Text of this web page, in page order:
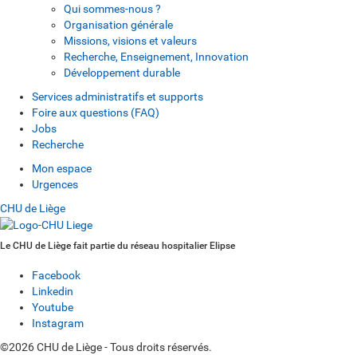
Qui sommes-nous ?
Organisation générale
Missions, visions et valeurs
Recherche, Enseignement, Innovation
Développement durable
Services administratifs et supports
Foire aux questions (FAQ)
Jobs
Recherche
Mon espace
Urgences
CHU de Liège
Le CHU de Liège fait partie du réseau hospitalier Elipse
Facebook
Linkedin
Youtube
Instagram
©2026 CHU de Liège - Tous droits réservés.